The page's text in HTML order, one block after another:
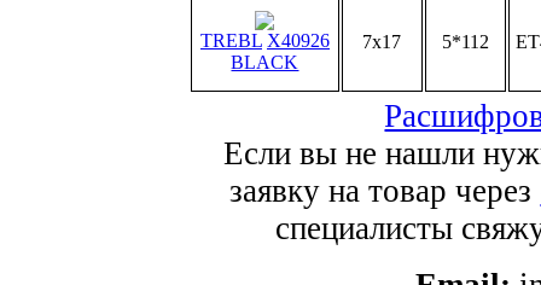
TREBL X40926
BLACK
7x17 5*112
Если вы не нашли
заявку на товар через
специалисты